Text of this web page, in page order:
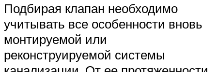
Подбирая клапан необходимо
учитывать все особенности вновь
монтируемой или
реконструируемой системы